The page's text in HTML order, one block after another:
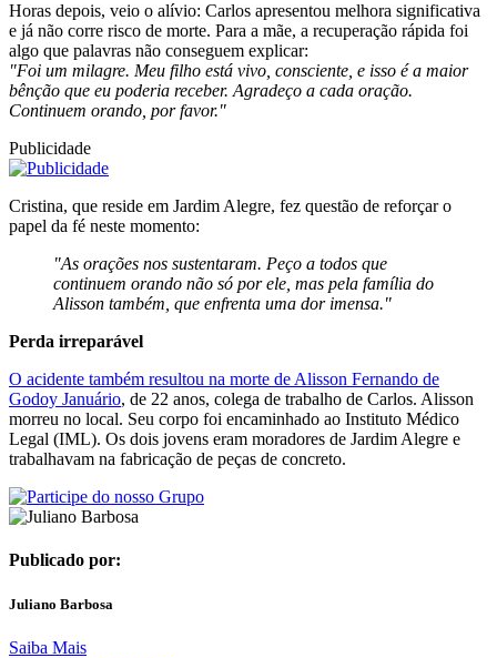
Horas depois, veio o alívio: Carlos apresentou melhora significativa
e já não corre risco de morte. Para a mãe, a recuperação rápida foi
algo que palavras não conseguem explicar:
"Foi um milagre. Meu filho está vivo, consciente, e isso é a maior
bênção que eu poderia receber. Agradeço a cada oração.
Continuem orando, por favor."
Publicidade
Cristina, que reside em Jardim Alegre, fez questão de reforçar o
papel da fé neste momento:
"As orações nos sustentaram. Peço a todos que
continuem orando não só por ele, mas pela família do
Alisson também, que enfrenta uma dor imensa."
Perda irreparável
O acidente também resultou na morte de Alisson Fernando de
Godoy Januário, de 22 anos, colega de trabalho de Carlos. Alisson
morreu no local. Seu corpo foi encaminhado ao Instituto Médico
Legal (IML). Os dois jovens eram moradores de Jardim Alegre e
trabalhavam na fabricação de peças de concreto.
Publicado por:
Juliano Barbosa
Saiba Mais